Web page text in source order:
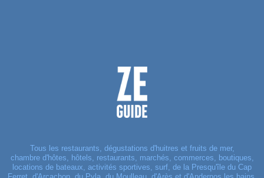
Tous les restaurants, dégustations d'huitres et fruits de mer,
chambre d'hôtes, hôtels, restaurants, marchés, commerces, boutiques,
locations de bateaux, activités sportives, surf, de la Presqu'île du Cap